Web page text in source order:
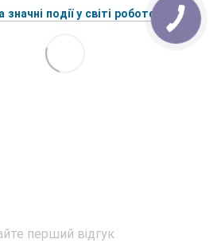
події у світі робототехніки
перший відгук